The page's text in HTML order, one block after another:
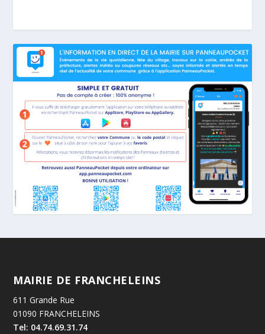
MAIRIE DE FRANCHELEINS
611 Grande Rue
01090 FRANCHELEINS
Tel: 04.74.69.31.74